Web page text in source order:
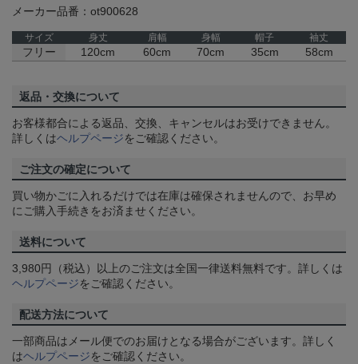
メーカー品番：ot900628
サイズ 身丈 肩幅 身幅 帽子 袖丈
フリー 120cm 60cm 70cm 35cm 58cm
返品・交換について
お客様都合による返品、交換、キャンセルはお受けできません。
詳しくはヘルプページをご確認ください。
ご注文の確定について
買い物かごに入れるだけでは在庫は確保されませんので、お早め
にご購入手続きをお済ませください。
送料について
3,980円（税込）以上のご注文は全国一律送料無料です。詳しくは
ヘルプページをご確認ください。
配送方法について
一部商品はメール便でのお届けとなる場合がございます。詳しく
はヘルプページをご確認ください。